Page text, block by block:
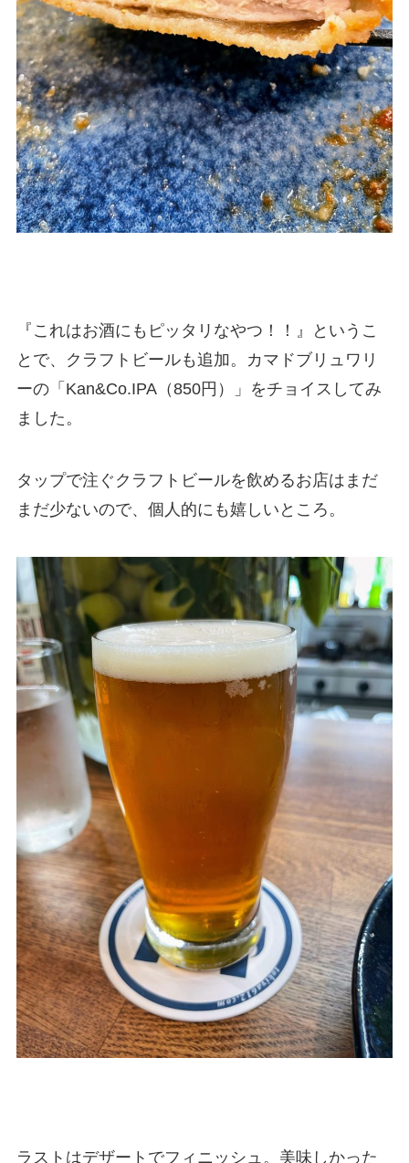
『これはお酒にもピッタリなやつ！！』というこ
とで、クラフトビールも追加。カマドブリュワリ
ーの「Kan&Co.IPA（850円）」をチョイスしてみ
ました。
タップで注ぐクラフトビールを飲めるお店はまだ
まだ少ないので、個人的にも嬉しいところ。
ラストはデザートでフィニッシュ。美味しかった